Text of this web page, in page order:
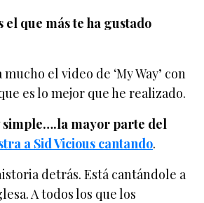
el que más te ha gustado
el video de ‘My Way’ con
es lo mejor que he realizado.
simple….la mayor parte del
a Sid Vicious cantando.
detrás. Está cantándole a
A todos los que los